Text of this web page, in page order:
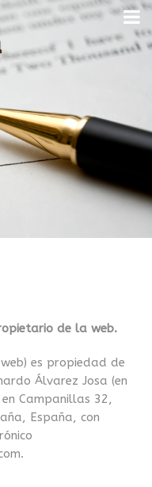
de la web.
es propiedad de
Álvarez Josa (en
Campanillas 32,
España, con